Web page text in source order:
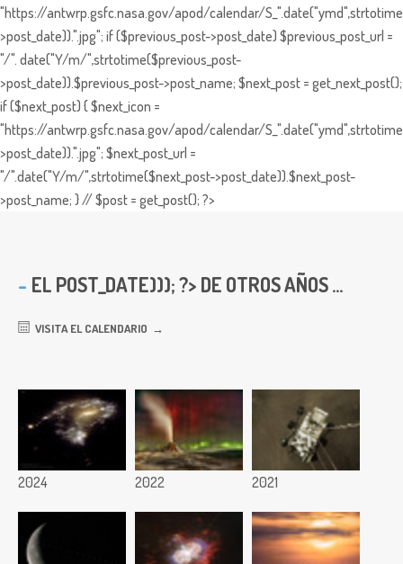
"https://antwrp.gsfc.nasa.gov/apod/calendar/
>post_date)).".jpg"; if ($previous_post->post_date) $previous_post_url =
"/". date("Y/m/",strtotime($previous_post-
>post_date)).$previous_post->post_name; $next_post = get_next_post();
if ($next_post) { $next_icon =
"https://antwrp.gsfc.nasa.gov/apod/calendar/
>post_date)).".jpg"; $next_post_url =
"/".date("Y/m/",strtotime($next_post->post_date)).$next_post-
>post_name; } // $post = get_post(); ?>
EL POST_DATE))); ?> DE OTROS AÑOS ...
VISITA EL CALENDARIO
2024 2022 2021